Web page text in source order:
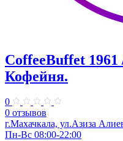
CoffeeBuffet
Кофейня.
0
0 отзывов
г.Махачкала, ул.Азиза
Пн-Вс 08:00-22:00